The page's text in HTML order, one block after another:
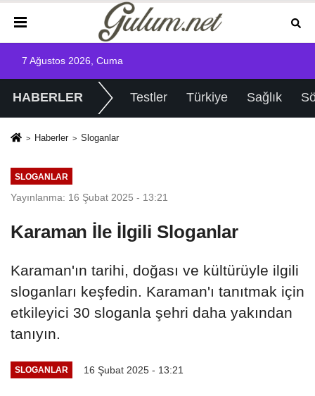
7 Ağustos 2026, Cuma
HABERLER Testler Türkiye Sağlık
Haberler Sloganlar
SLOGANLAR
Yayınlanma: 16 Şubat 2025 - 13:21
Karaman İle İlgili Sloganlar
Karaman'ın tarihi, doğası ve kültürüyle ilgili
sloganları keşfedin. Karaman'ı tanıtmak için
etkileyici 30 sloganla şehri daha yakından
tanıyın.
SLOGANLAR 16 Şubat 2025 - 13:21